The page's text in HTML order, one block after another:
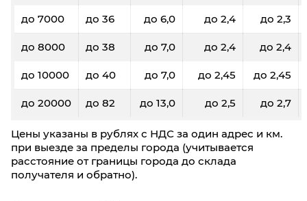
до 7000 до 36 до 6,0 до 2,4 до 2,3
до 8000 до 38 до 7,0 до 2,4 до 2,4
до 10000 до 40 до 7,0 до 2,45 до 2,45
до 20000 до 82 до 13,0 до 2,5 до 2,7
Цены указаны в рублях с НДС за один адрес и км.
при выезде за пределы города (учитывается
расстояние от границы города до склада
получателя и обратно).